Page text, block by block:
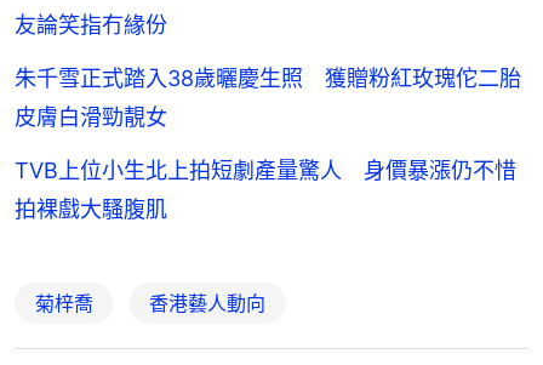
友論笑指冇緣份
朱千雪正式踏入38歲曬慶生照 獲贈粉紅玫瑰佗二胎
皮膚白滑勁靚女
TVB上位小生北上拍短劇產量驚人 身價暴漲仍不惜
拍裸戲大騷腹肌
菊梓喬 香港藝人動向